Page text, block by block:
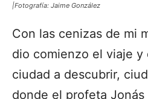
|Fotografía: Jaime González
Con las cenizas de mi
dio comienzo el viaje y
ciudad a descubrir,
donde el profeta